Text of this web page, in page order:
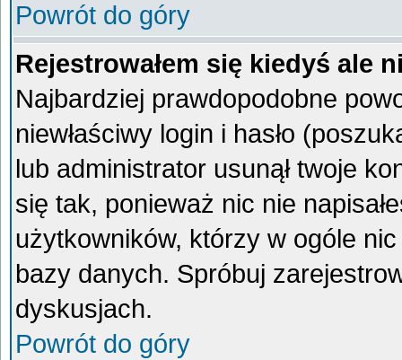
Powrót do góry
Rejestrowałem się kiedyś ale
Najbardziej prawdopodobne
niewłaściwy login i hasło
lub administrator usunął twoje
się tak, ponieważ nic nie
użytkowników, którzy w ogóle
bazy danych. Spróbuj
dyskusjach.
Powrót do góry